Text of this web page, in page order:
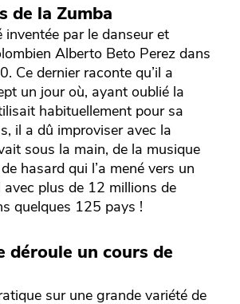
de la Zumba
inventée par le danseur et
Alberto Beto Perez dans
Ce dernier raconte qu’il a
un jour où, ayant oublié la
habituellement pour sa
il a dû improviser avec la
sous la main, de la musique
hasard qui l’a mené vers un
plus de 12 millions de
quelques 125 pays !
déroule un cours de
sur une grande variété de